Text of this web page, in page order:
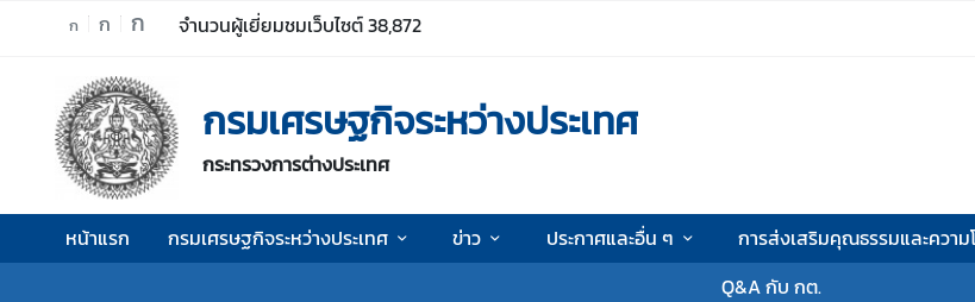
ก ก ก จำนวนผู้เยี่ยมชมเว็บไซต์38,872
กรมเศรษฐกิจระหว่างประเทศ
กระทรวงการต่างประเทศ
หน้าแรก กรมเศรษฐกิจระหว่างประเทศ ข่าว ประกาศและอื่น ๆ การส่งเสริมคุณธรรมและความ
Q&A กับ กต.
น้
า
แ
ก
ก